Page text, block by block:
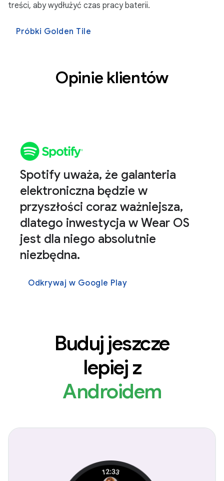
treści, aby wydłużyć czas pracy baterii.
Próbki Golden Tile
Opinie klientów
Spotify uważa, że galanteria
elektroniczna będzie w
przyszłości coraz ważniejsza,
dlatego inwestycja w Wear OS
jest dla niego absolutnie
niezbędna.
Odkrywaj w Google Play
Buduj jeszcze
lepiej z
Androidem